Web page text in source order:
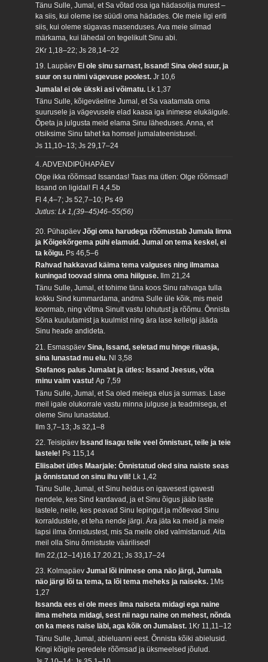
Tänu Sulle, Jumal, et Sa võtad osa iga hädasolija murest –
ka siis, kui oleme ise süüdi oma hädades. Ole meie ligi eriti
siis, kui oleme sügavas masenduses. Ava meie silmad
märkama, kui lähedal on tegelikult Sinu abi.
2Kr 1,18–22; Js 28,14–22
19. Laupäev Ei ole sinu sarnast, Issand! Sina oled suur, ja
suur on su nimi vägevuse poolest.Jr 10,6
Jumalal ei ole ükski asi võimatu. Lk 1,37
Tänu Sulle, kõigeväeline Jumal, et Sa vaatamata oma
suurusele ja vägevusele elad kaasa iga inimese elukäigule.
Õpeta ja julgusta meid elama Sinu läheduses. Anna, et
otsiksime Sinu tahet ka homsel jumalateenistusel.
Js 11,10–13; Js 29,17–24
4. ADVENDIPÜHAPÄEV
Olge ikka rõõmsad Issandas! Taas ma ütlen: Olge rõõmsad!
Issand on ligidal! Fl 4,4.5b
Fl 4,4–7; Js 52,7–10; Ps 49
Jutlus: Lk 1,(39–45)46–55(56)
20. PühapäevJõgi oma harudega rõõmustab Jumala linna
ja Kõigekõrgema pühi elamuid. Jumal on tema keskel, ei
ta kõigu. Ps 46,5–6
Rahvad hakkavad käima tema valguses ning ilmamaa
kuningad toovad sinna oma hiilguse.
Ilm 21,24
Tänu Sulle, Jumal, et tohime täna koos Sinu rahvaga tulla
kokku Sind kummardama, andma Sulle üle kõik, mis meid
koormab, ning võtma Sinult vastu lohutust ja rõõmu. Õnnista
Sõna kuulutamist ja kuulmist ning ära lase kellelgi jääda
Sinu heade andideta.
21. EsmaspäevSina, Issand, seletad mu hinge riiuasja,
sina lunastad mu elu. Nl 3,58
Stefanos palus Jumalat ja ütles: Issand Jeesus, võta
minu vaim vastu!Ap 7,59
Tänu Sulle, Jumal, et Sa oled meiega elus ja surmas. Lase
meil igale olukorrale vastu minna julguse ja teadmisega, et
oleme Sinu lunastatud.
Ilm 3,7–13; Js 32,1–8
22. Teisipäev Issand lisagu teile veel õnnistust, teile ja teie
lastele! Ps 115,14
Eliisabet ütles Maarjale: Õnnistatud oled sina naiste seas
ja õnnistatud on sinu ihu vili! Lk 1,42
Tänu Sulle, Jumal, et Sinu heldus on igavesest igavesti
nendele, kes Sind kardavad, ja et Sinu õigus jääb laste
lastele, neile, kes peavad Sinu lepingut ja mõtlevad Sinu
korraldustele, et teha nende järgi. Ära jäta ka meid ja meie
lapsi ilma õnnistustest, mis Sa meile oled valmistanud. Aita
meil olla Sinu õnnistuste väärilised!
Ilm 22,(12–14)16.17.20.21; Js 33,17–24
23. KolmapäevJumal lõi inimese oma näo järgi, Jumala
näo järgi lõi ta tema, ta lõi tema meheks ja naiseks. 1Ms
1,27
Issanda ees ei ole mees ilma naiseta midagi ega naine
ilma meheta midagi, sest nii nagu naine on mehest, nõnda
on ka mees naise läbi, aga kõik on Jumalast. 1Kr 11,11–12
Tänu Sulle, Jumal, abieluanni eest. Õnnista kõiki abielusid.
Kingi kõigile peredele rõõmsad ja üksmeelsed jõulud.